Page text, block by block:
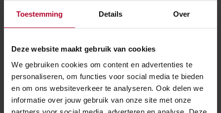
Toestemming Details Over
Deze website maakt gebruik van cookies
We gebruiken cookies om content en advertenties te
personaliseren, om functies voor social media te bieden
en om ons websiteverkeer te analyseren. Ook delen we
informatie over jouw gebruik van onze site met onze
Lange termijn
Voppen legt uit dat de gevolgen van de oorlog in
Oekraïne op korte termijn al kunnen leiden tot
effecten op de lange termijn. “We zijn nu volop bezig
met aanbestedingen van projecten voor 2023 en 2024.
Verschillende aannemers werken ondertussen aan